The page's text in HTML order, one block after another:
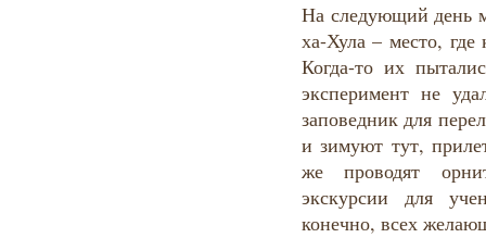
На следующий день
ха-Хула – место,
Когда-то их
эксперимент не
заповедник для
и зимуют тут,
же проводят
экскурсии для
конечно, всех